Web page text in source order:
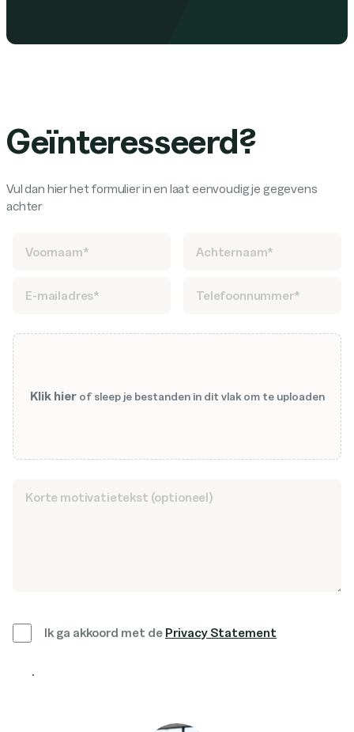
Geïnteresseerd?
Vul dan hier het formulier in en laat eenvoudig je gegevens
achter
Klik hierof sleep je bestanden in dit vlak om te uploaden
Ik ga akkoord met de Privacy Statement
Solliciteer nu